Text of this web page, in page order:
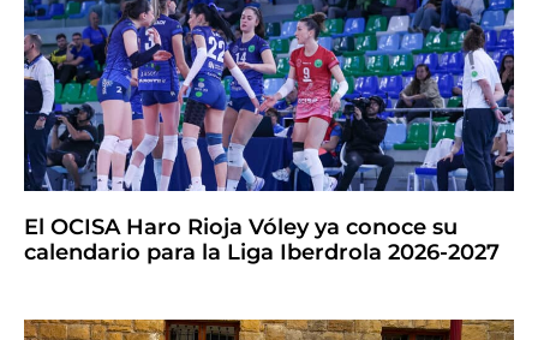
El OCISA Haro Rioja Vóley ya conoce su
calendario para la Liga Iberdrola 2026-2027